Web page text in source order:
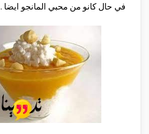
في حال كانو من محبي المانجو ايضا .